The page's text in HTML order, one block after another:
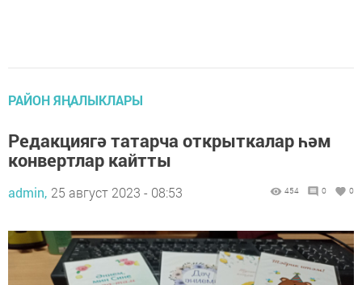
РАЙОН ЯҢАЛЫКЛАРЫ
Редакциягә татарча открыткалар һәм
конвертлар кайтты
admin, 25 август 2023 - 08:53 454 0 0